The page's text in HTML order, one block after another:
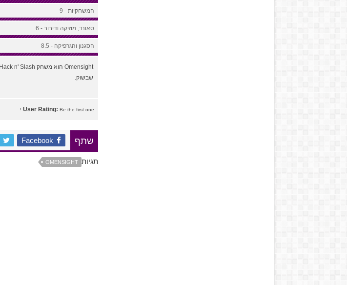
המשחקיות - 9
סאונד, מוזיקה ודיבוב - 6
הסגנון והגרפיקה - 8.5
שבשוק.
User Rating: Be the first one !
שתף Facebook
תגיות OMENSIGHT